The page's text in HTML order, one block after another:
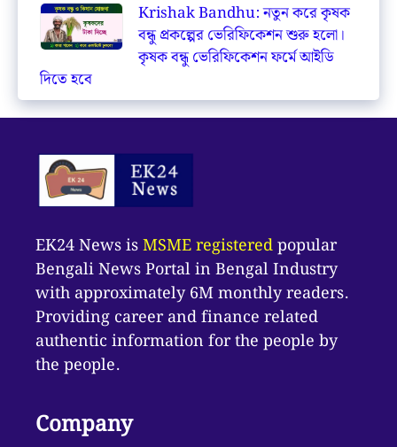
Krishak Bandhu: নতুন করে কৃষক
বন্ধু প্রকল্পের ভেরিফিকেশন শুরু হলো।
কৃষক বন্ধু ভেরিফিকেশন ফর্মে আইডি
দিতে হবে
EK24 News isMSME registeredpopular
Bengali News Portal in Bengal Industry
with approximately 6M monthly readers.
Providing career and finance related
authentic information for the people by
the people.
Company